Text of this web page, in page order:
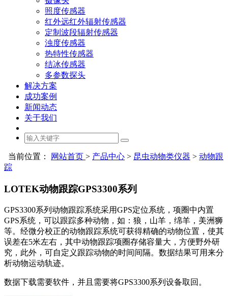
照度传感器
红外远红外辐射传感器
定制波段辐射传感器
浊度传感器
热特性传感器
结冰传感器
多参数探头
解决方案
成功案例
新闻动态
关于我们
当前位置： 网站首页 > 产品中心 > 昆虫动物类仪器 > 动物跟
踪
LOTEK动物跟踪GPS3300系列
GPS3300系列动物跟踪系统采用GPS定位系统，项圈中内置
GPS系统，可以跟踪多种动物，如：狼，山羊，绵羊，美洲狮
等。经微分校正的动物跟踪系统可获得精确的动物位置，使其
误差在5米左右，其中动物跟踪项圈存储容量大，方便野外研
究，此外，可自定义跟踪动物的时间间隔。数据结果可用来分
析动物运动轨迹。
数据下载需要软件，并且需要将GPS3300系列设备取回。